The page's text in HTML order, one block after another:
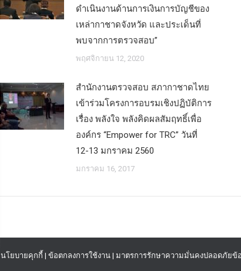
ดำเนินงานด้านการเงินการบัญชีของ
เหล่ากาชาดจังหวัด และประเด็นที่
พบจากการตรวจสอบ”
พฤศจิกายน 12, 2020
สำนักงานตรวจสอบ สภากาชาดไทย
เข้าร่วมโครงการอบรมเชิงปฏิบัติการ
เรื่อง พลังใจ พลังคิดผลสัมฤทธิ์เพื่อ
องค์กร “Empower for TRC” วันที่
12-13 มกราคม 2560
มกราคม 16, 2017
นโยบายคุกกี้ | ข้อตกลงการใช้งาน | มาตรการรักษาความมั่นคงปลอดภัย